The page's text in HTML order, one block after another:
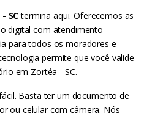
SCtermina aqui. Oferecemos as
digital com atendimento
para todos os moradores e
permite que você valide
em Zortéa - SC.
Basta ter um documento de
ou celular com câmera. Nós